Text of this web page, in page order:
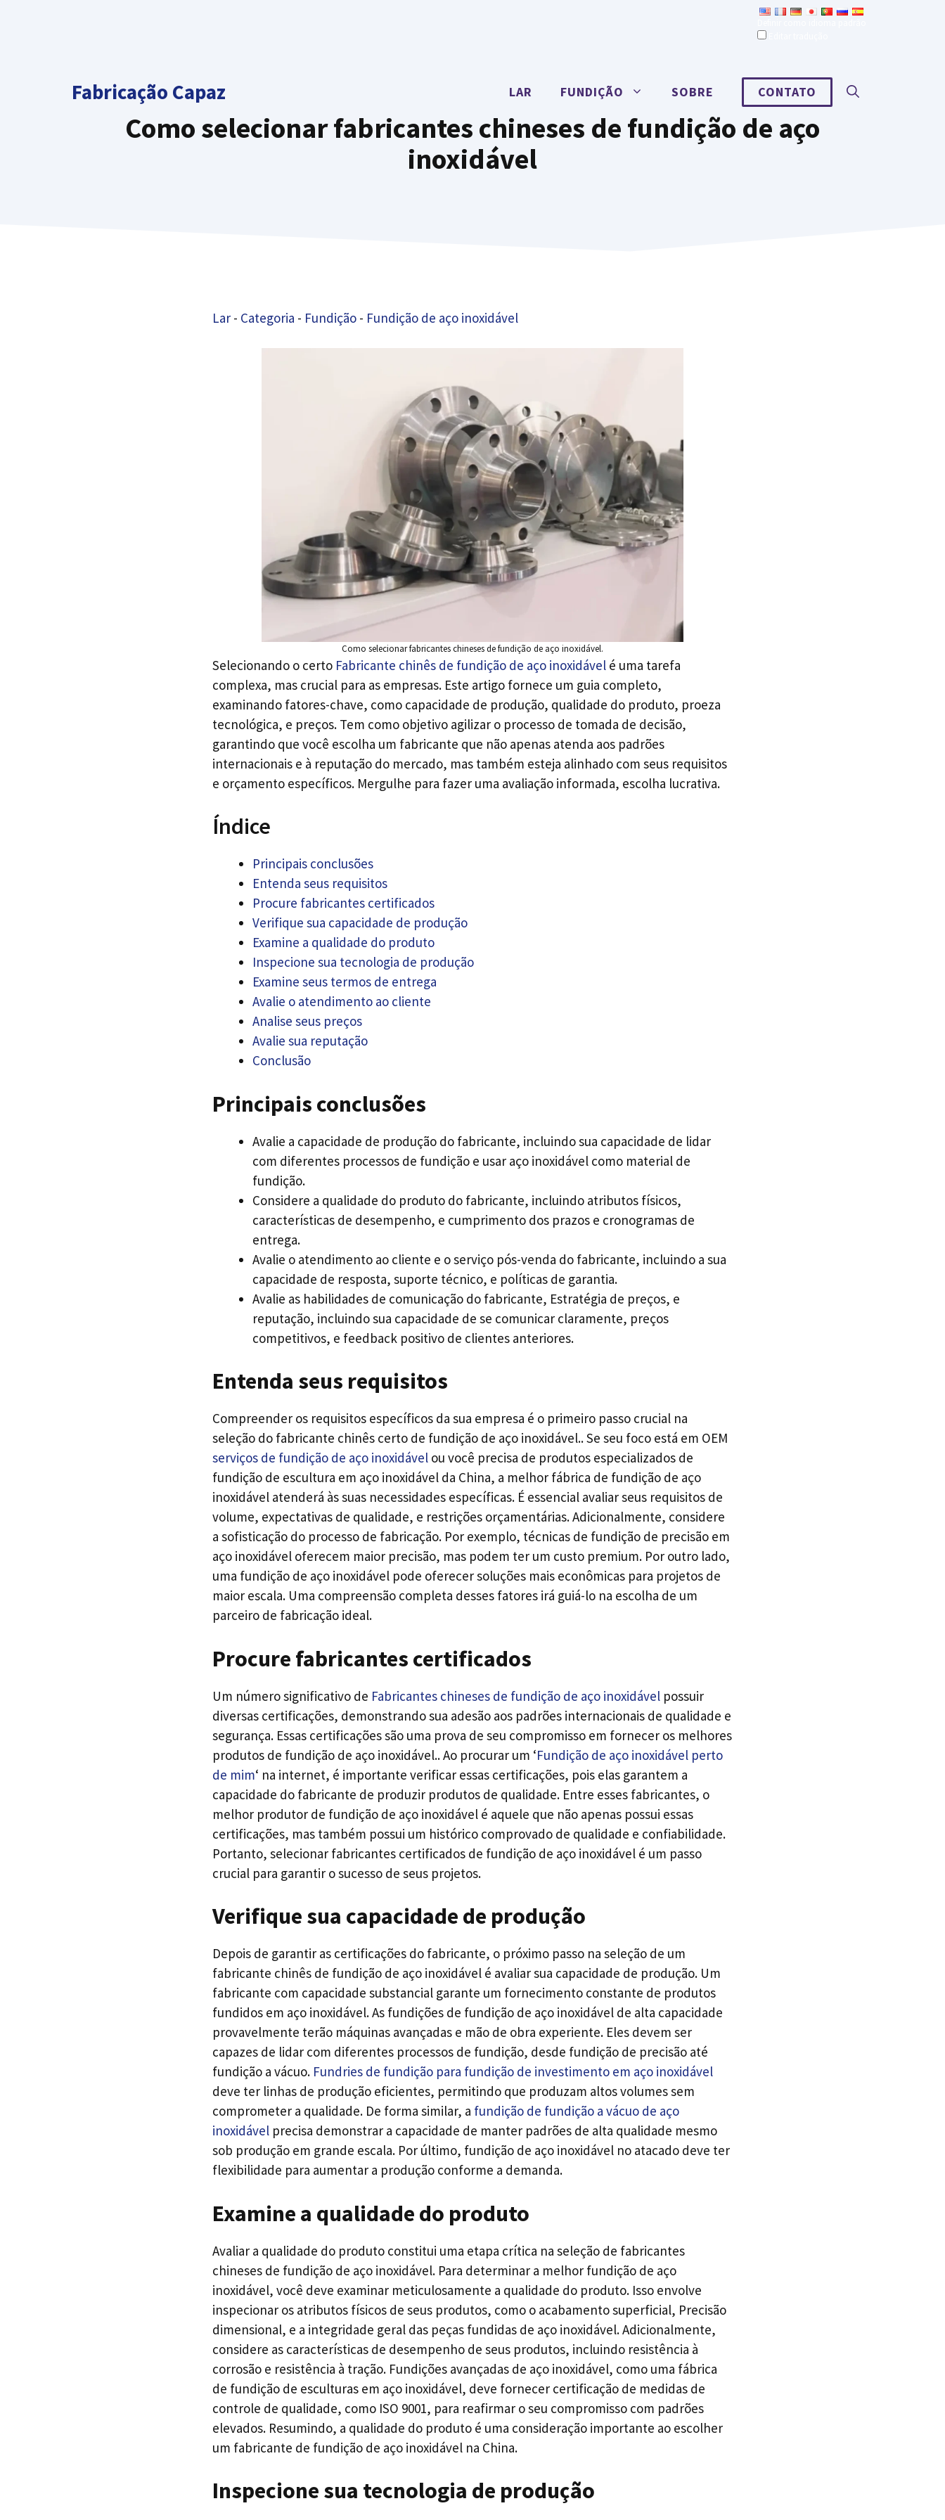
Fabricação Capaz LAR FUNDIÇÃO SOBRE CONTATO
Como selecionar fabricantes chineses de fundição de aço
inoxidável
Lar - Categoria - Fundição - Fundição de aço inoxidável
Como selecionar fabricantes chineses de fundição de aço inoxidável.
Selecionando o certo Fabricante chinês de fundição de aço inoxidável é uma tarefa
complexa, mas crucial para as empresas. Este artigo fornece um guia completo,
examinando fatores-chave, como capacidade de produção, qualidade do produto, proeza
tecnológica, e preços. Tem como objetivo agilizar o processo de tomada de decisão,
garantindo que você escolha um fabricante que não apenas atenda aos padrões
internacionais e à reputação do mercado, mas também esteja alinhado com seus requisitos
e orçamento específicos. Mergulhe para fazer uma avaliação informada, escolha lucrativa.
Índice
Principais conclusões
Entenda seus requisitos
Procure fabricantes certificados
Verifique sua capacidade de produção
Examine a qualidade do produto
Inspecione sua tecnologia de produção
Examine seus termos de entrega
Avalie o atendimento ao cliente
Analise seus preços
Avalie sua reputação
Conclusão
Principais conclusões
Avalie a capacidade de produção do fabricante, incluindo sua capacidade de lidar
com diferentes processos de fundição e usar aço inoxidável como material de
fundição.
Considere a qualidade do produto do fabricante, incluindo atributos físicos,
características de desempenho, e cumprimento dos prazos e cronogramas de
entrega.
Avalie o atendimento ao cliente e o serviço pós-venda do fabricante, incluindo a sua
capacidade de resposta, suporte técnico, e políticas de garantia.
Avalie as habilidades de comunicação do fabricante, Estratégia de preços, e
reputação, incluindo sua capacidade de se comunicar claramente, preços
competitivos, e feedback positivo de clientes anteriores.
Entenda seus requisitos
Compreender os requisitos específicos da sua empresa é o primeiro passo crucial na
seleção do fabricante chinês certo de fundição de aço inoxidável.. Se seu foco está em OEM
serviços de fundição de aço inoxidável ou você precisa de produtos especializados de
fundição de escultura em aço inoxidável da China, a melhor fábrica de fundição de aço
inoxidável atenderá às suas necessidades específicas. É essencial avaliar seus requisitos de
volume, expectativas de qualidade, e restrições orçamentárias. Adicionalmente, considere
a sofisticação do processo de fabricação. Por exemplo, técnicas de fundição de precisão em
aço inoxidável oferecem maior precisão, mas podem ter um custo premium. Por outro lado,
uma fundição de aço inoxidável pode oferecer soluções mais econômicas para projetos de
maior escala. Uma compreensão completa desses fatores irá guiá-lo na escolha de um
parceiro de fabricação ideal.
Procure fabricantes certificados
Um número significativo de Fabricantes chineses de fundição de aço inoxidável possuir
diversas certificações, demonstrando sua adesão aos padrões internacionais de qualidade e
segurança. Essas certificações são uma prova de seu compromisso em fornecer os melhores
produtos de fundição de aço inoxidável.. Ao procurar um ‘Fundição de aço inoxidável perto
de mim‘ na internet, é importante verificar essas certificações, pois elas garantem a
capacidade do fabricante de produzir produtos de qualidade. Entre esses fabricantes, o
melhor produtor de fundição de aço inoxidável é aquele que não apenas possui essas
certificações, mas também possui um histórico comprovado de qualidade e confiabilidade.
Portanto, selecionar fabricantes certificados de fundição de aço inoxidável é um passo
crucial para garantir o sucesso de seus projetos.
Verifique sua capacidade de produção
Depois de garantir as certificações do fabricante, o próximo passo na seleção de um
fabricante chinês de fundição de aço inoxidável é avaliar sua capacidade de produção. Um
fabricante com capacidade substancial garante um fornecimento constante de produtos
fundidos em aço inoxidável. As fundições de fundição de aço inoxidável de alta capacidade
provavelmente terão máquinas avançadas e mão de obra experiente. Eles devem ser
capazes de lidar com diferentes processos de fundição, desde fundição de precisão até
fundição a vácuo. Fundries de fundição para fundição de investimento em aço inoxidável
deve ter linhas de produção eficientes, permitindo que produzam altos volumes sem
comprometer a qualidade. De forma similar, a fundição de fundição a vácuo de aço
inoxidável precisa demonstrar a capacidade de manter padrões de alta qualidade mesmo
sob produção em grande escala. Por último, fundição de aço inoxidável no atacado deve ter
flexibilidade para aumentar a produção conforme a demanda.
Examine a qualidade do produto
Avaliar a qualidade do produto constitui uma etapa crítica na seleção de fabricantes
chineses de fundição de aço inoxidável. Para determinar a melhor fundição de aço
inoxidável, você deve examinar meticulosamente a qualidade do produto. Isso envolve
inspecionar os atributos físicos de seus produtos, como o acabamento superficial, Precisão
dimensional, e a integridade geral das peças fundidas de aço inoxidável. Adicionalmente,
considere as características de desempenho de seus produtos, incluindo resistência à
corrosão e resistência à tração. Fundições avançadas de aço inoxidável, como uma fábrica
de fundição de esculturas em aço inoxidável, deve fornecer certificação de medidas de
controle de qualidade, como ISO 9001, para reafirmar o seu compromisso com padrões
elevados. Resumindo, a qualidade do produto é uma consideração importante ao escolher
um fabricante de fundição de aço inoxidável na China.
Inspecione sua tecnologia de produção